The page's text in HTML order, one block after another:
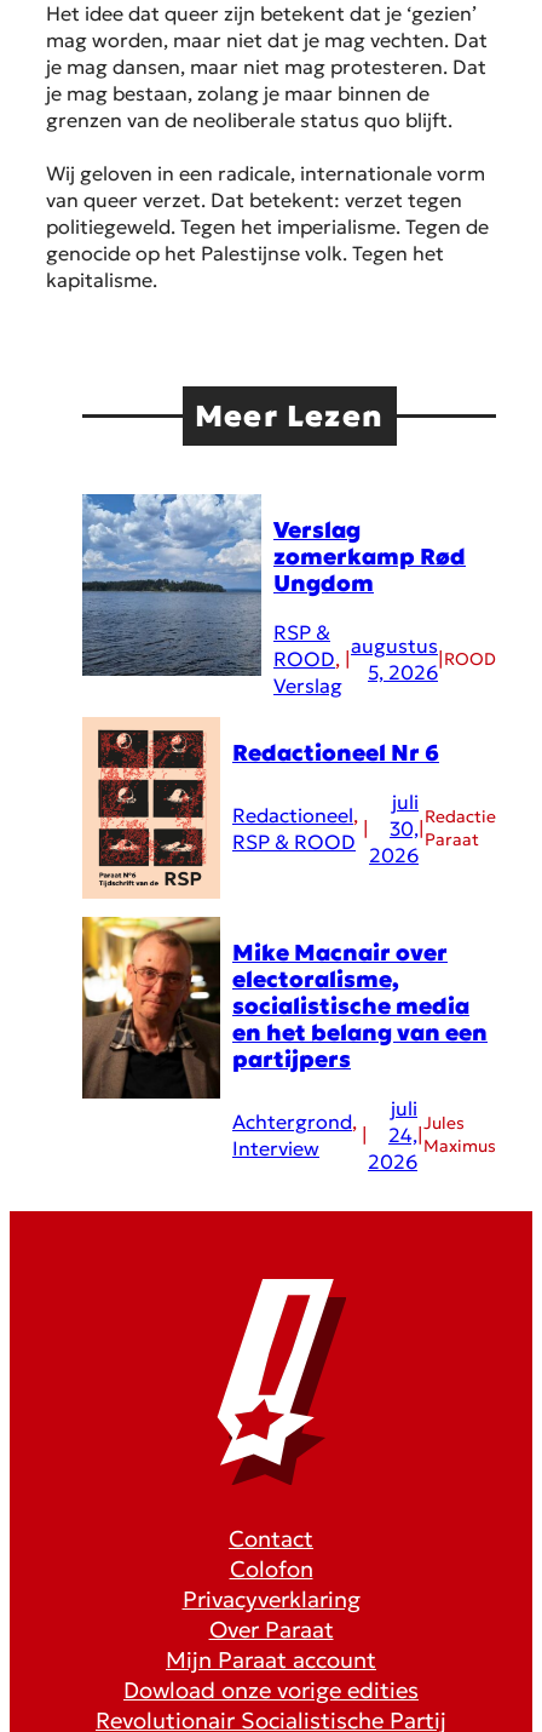
Het idee dat queer zijn betekent dat je ‘gezien’
mag worden, maar niet dat je mag vechten. Dat
je mag dansen, maar niet mag protesteren. Dat
je mag bestaan, zolang je maar binnen de
grenzen van de neoliberale status quo blijft.
Wij geloven in een radicale, internationale vorm
van queer verzet. Dat betekent: verzet tegen
politiegeweld. Tegen het imperialisme. Tegen de
genocide op het Palestijnse volk. Tegen het
kapitalisme.
Meer Lezen
Verslag
zomerkamp Rød
Ungdom
RSP &
ROOD
Verslag
augustus
5, 2026
ROOD
Redactioneel Nr 6
Redactioneel
RSP & ROOD
juli
30,
2026
Redactie
Paraat
Mike Macnair over
electoralisme,
socialistische media
en het belang van een
partijpers
Achtergrond
Interview
juli
24,
2026
Jules
Maximus
Contact
Colofon
Privacyverklaring
Over Paraat
Mijn Paraat account
Dowload onze vorige edities
Revolutionair Socialistische Partij